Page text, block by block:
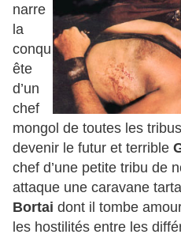
narre
la
conqu
ête
d’un
chef
mongol de toutes les
devenir le futur et terrible
chef d’une petite tribu de
attaque une caravane
Bortai dont il tombe
les hostilités entre les